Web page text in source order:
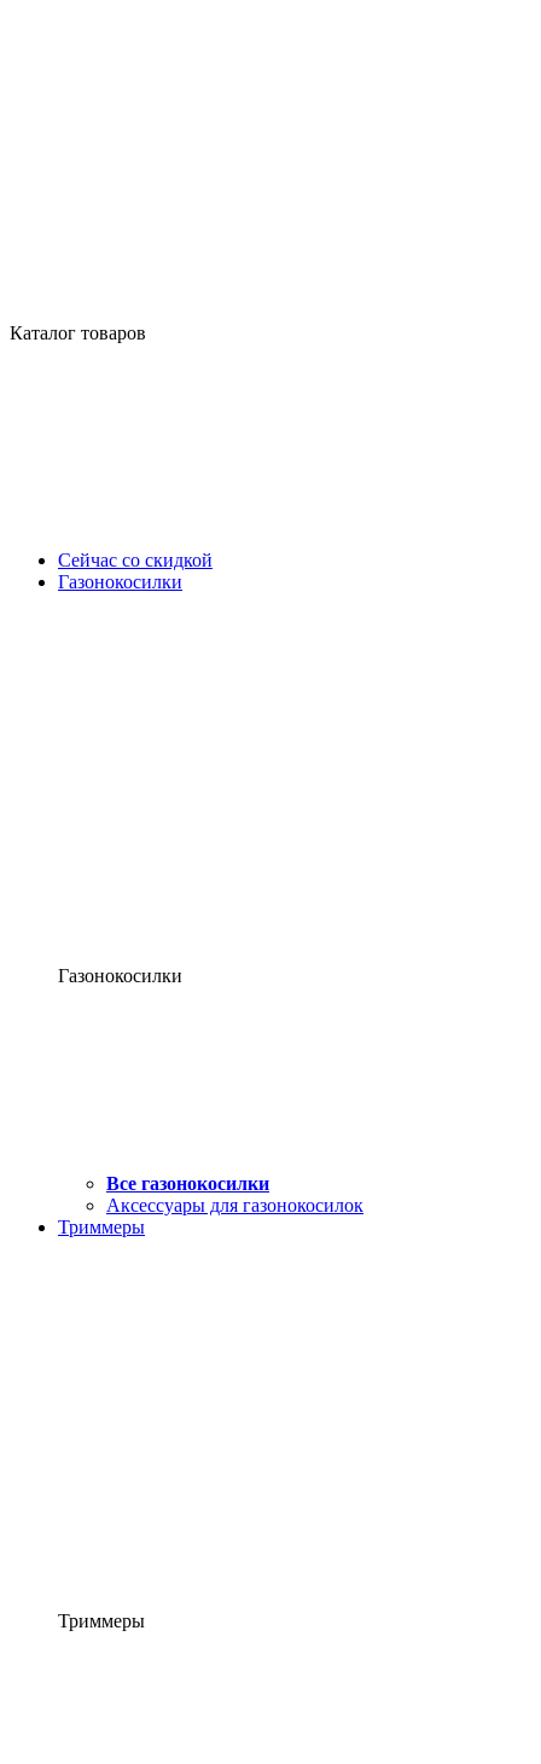
Каталог товаров
Сейчас со скидкой
Газонокосилки
Газонокосилки
Все газонокосилки
Аксессуары для газонокосилок
Триммеры
Триммеры